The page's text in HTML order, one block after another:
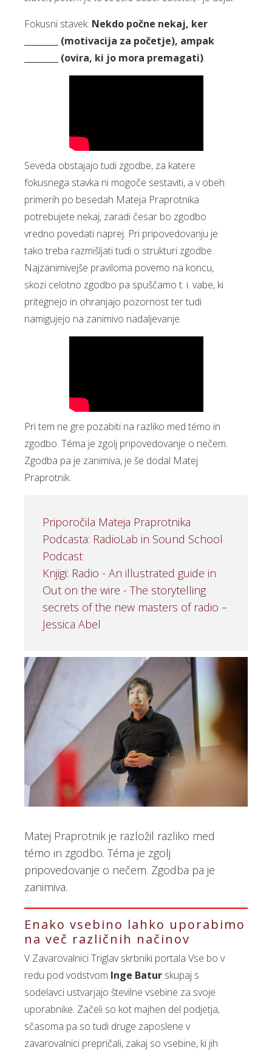
Fokusni stavek: Nekdo počne nekaj, ker
________ (motivacija za početje), ampak
________ (ovira, ki jo mora premagati).
Seveda obstajajo tudi zgodbe, za katere
fokusnega stavka ni mogoče sestaviti, a v obeh
primerih po besedah Mateja Praprotnika
potrebujete nekaj, zaradi česar bo zgodbo
vredno povedati naprej. Pri pripovedovanju je
tako treba razmišljati tudi o strukturi zgodbe.
Najzanimivejše praviloma povemo na koncu,
skozi celotno zgodbo pa spuščamo t. i. vabe, ki
pritegnejo in ohranjajo pozornost ter tudi
namigujejo na zanimivo nadaljevanje.
Pri tem ne gre pozabiti na razliko med témo in
zgodbo. Téma je zgolj pripovedovanje o nečem.
Zgodba pa je zanimiva, je še dodal Matej
Praprotnik.
Priporočila Mateja Praprotnika
Podcasta: RadioLab in Sound School
Podcast
Knjigi: Radio - An illustrated guide in
Out on the wire - The storytelling
secrets of the new masters of radio –
Jessica Abel
Matej Praprotnik je razložil razliko med
témo in zgodbo. Téma je zgolj
pripovedovanje o nečem. Zgodba pa je
zanimiva.
Enako vsebino lahko uporabimo
na več različnih načinov
V Zavarovalnici Triglav skrbniki portala Vse bo v
redu pod vodstvom Inge Batur skupaj s
sodelavci ustvarjajo številne vsebine za svoje
uporabnike. Začeli so kot majhen del podjetja,
sčasoma pa so tudi druge zaposlene v
zavarovalnici prepričali, zakaj so vsebine, ki jih